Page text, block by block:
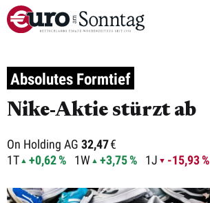
Absolutes Formtief
Nike-Aktie stürzt ab
On Holding AG 32,47€
1T
+0,62 % 1W +3,75 % 1J -15,93 %